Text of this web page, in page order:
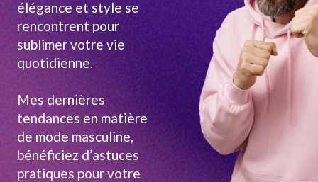
élégance et style se
rencontrent pour
sublimer votre vie
quotidienne.
Mes dernières
tendances en matière
de mode masculine,
bénéficiez d’astuces
pratiques pour votre